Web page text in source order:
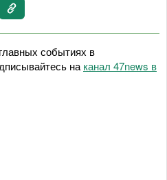
событиях в
на канал 47news в